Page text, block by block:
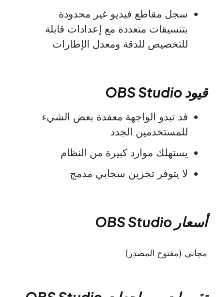
سجل مقاطع فيديو غير محدودة
بتنسيقات متعددة مع إعدادات قابلة
للتخصيص للدقة ومعدل الإطارات
قيود OBS Studio
قد تبدو الواجهة معقدة بعض الشيء
للمستخدمين الجدد
يستهلك موارد كبيرة من النظام
لا يتوفر تخزين سحابي مدمج
أسعار OBS Studio
مجاني (مفتوح المصدر)